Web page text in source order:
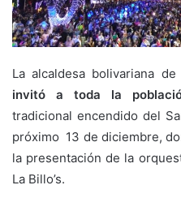
La alcaldesa bolivariana de
invitó a toda la
tradicional encendido del
próximo 13 de diciembre,
la presentación de la
La Billo’s.